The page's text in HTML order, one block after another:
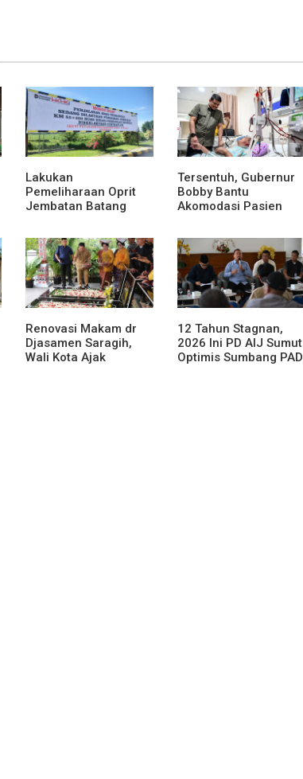
Lakukan
Pemeliharaan Oprit
Jembatan Batang
Karya Uji Coba
Contraflow di KM 55
Tol Binjai–Langsa
Tersentuh, Gubernur
Bobby Bantu
Akomodasi Pasien
Tiroid di RSUD
Thomsen
Renovasi Makam dr
Djasamen Saragih,
Wali Kota Ajak
12 Tahun Stagnan,
2026 Ini PD AIJ Sumut
Optimis Sumbang PAD